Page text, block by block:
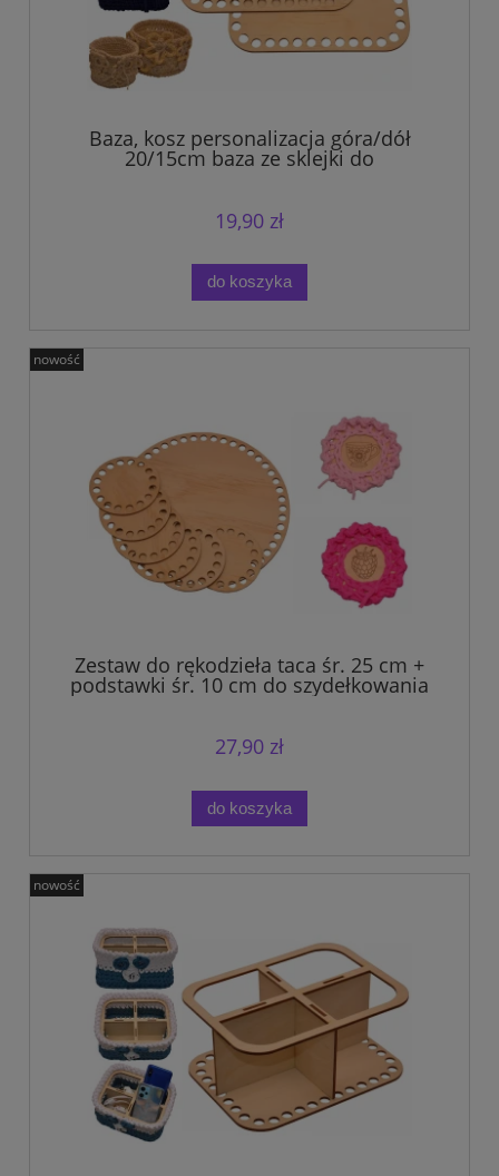
Baza, kosz personalizacja góra/dół
20/15cm baza ze sklejki do
19,90 zł
do koszyka
Zestaw do rękodzieła taca śr. 25 cm +
podstawki śr. 10 cm do szydełkowania
27,90 zł
do koszyka
nowość
nowość